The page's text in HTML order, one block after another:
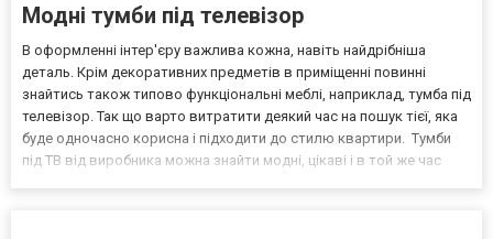
Модні тумби під телевізор
В оформленні інтер'єру важлива кожна, навіть найдрібніша
деталь. Крім декоративних предметів в приміщенні повинні
знайтись також типово функціональні меблі, наприклад, тумба під
телевізор. Так що варто витратити деякий час на пошук тієї, яка
буде одночасно корисна і підходити до стилю квартири. Тумби
під ТВ від виробника можна знайти модні, цікаві і в той же час